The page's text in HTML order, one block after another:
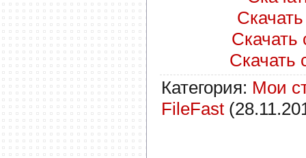
Скачать
Скачать
Категория: Мои
FileFast